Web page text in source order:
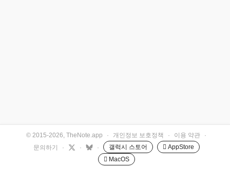
© 2015-2026, TheNote.app · 개인정보 보호정책 · 이용 약관
·
문의하기
· · · 갤럭시 스토어
 AppStore
 MacOS